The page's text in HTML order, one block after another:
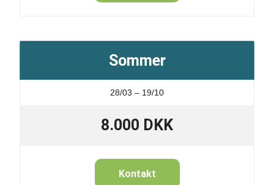
Sommer
28/03 – 19/10
8.000 DKK
Kontakt